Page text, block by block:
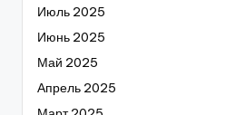
Июль 2025
Июнь 2025
Май 2025
Апрель 2025